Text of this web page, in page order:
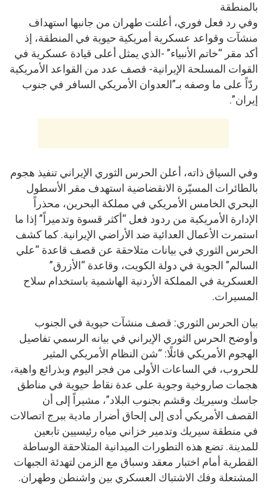
بالمنطقة
وفي رد فعل فوري، أعلنت طهران من جانبها استهداف
منشآت وقواعد عسكرية أمريكية حيوية في المنطقة، إذ
أكد مقر “خاتم الأنبياء” -الذي يمثل أعلى قيادة عسكرية في
القوات المسلحة الإيرانية- قصف عدد من القواعد الأمريكية
ردّاً على ما وصفه بـ”العدوان الأمريكي السافر في جنوب
إيران”.
وفي السياق ذاته، أعلن الحرس الثوري الإيراني تنفيذ هجوم
بالطائرات المسيّرة الانقضاضية استهدف مقر الأسطول
البحري الخامس الأمريكي في مملكة البحرين، محذراً
الإدارة الأمريكية من ردود فعل “أكثر قسوة وتدميراً” إذا ما
استمرت الأعمال العدائية ضد الأراضي الإيرانية. كما كشف
الحرس الثوري في بيانات متلاحقة عن قصف قاعدة “علي
السالم” الجوية في دولة الكويت، وقاعدة “الأزرق”
العسكرية في المملكة الأردنية الهاشمية باستخدام سلاح
المسيرات.
بيان الحرس الثوري: قصف منشآت حيوية في الجنوب
وأوضح الحرس الثوري الإيراني في بيانه الرسمي تفاصيل
الهجوم الأمريكي قائلًا: “شن النظام الأمريكي المثير
للحروب، في الساعات الأولى من فجر اليوم وبذرائع واهية،
هجمات صاروخية وجوية على عدة نقاط حيوية في مناطق
جاسك وسيريك وقشم بجنوب البلاد”، مشيراً إلى أن
القصف الأمريكي أدى إلى إلحاق أضرار مادية ببرج اتصالات
في منطقة سيريك وتدمير خزاني مياه رئيسيين تابعين
للمدينة. تضع هذه التطورات الميدانية المتلاحقة الوساطة
القطرية أمام اختبار معقد وسباق مع الزمن لتهدئة الجبهات
المشتعلة وفك الاشتباك العسكري بين واشنطن وطهران.